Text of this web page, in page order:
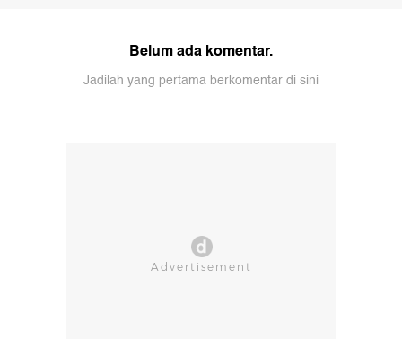
Belum ada komentar.
Jadilah yang pertama berkomentar di sini